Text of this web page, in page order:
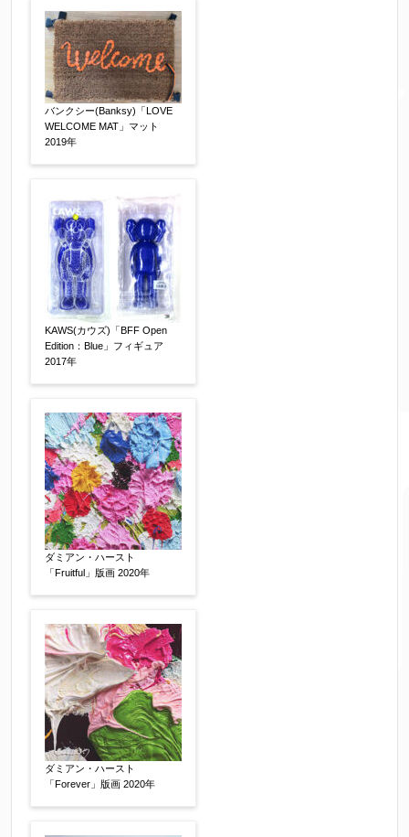
※送信完了後こちらのメールアドレス宛に自動で
送信確認メールをお送りします。もし送信確認メ
ールが受信されない場合は、送信が完了していな
いか、アドレス間違え、迷惑メールフィルター等
により弊社からのお返事も受信できない場合がご
ざいますので、お電話(
電話番号 【必須】
※携帯電話などご連絡が取りやすいお電話番号を
お願い致します。
郵便番号 【必須】
↓郵便番号を入力すると住所の最初が自動入力さ
れます。番地以下は任意でも結構です。
ご住所 【必須】
ご要望などがございましたらご入力ください
【任意】
バンクシー(Banksy)「LOVE
WELCOME MAT」マット
2019年
KAWS(カウズ)「BFF Open
Edition：Blue」フィギュア
2017年
ダミアン・ハースト
「Fruitful」版画 2020年
ダミアン・ハースト
「Forever」版画 2020年